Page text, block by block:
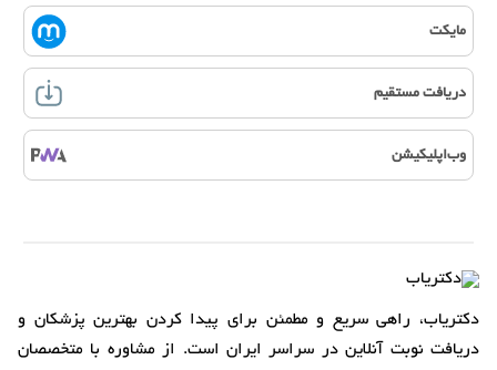
مایکت
دریافت مستقیم
وب‌اپلیکیشن
دکتریاب، راهی سریع و مطمئن برای پیدا کردن بهترین پزشکان و
دریافت نوبت آنلاین در سراسر ایران است. از مشاوره با متخصصان